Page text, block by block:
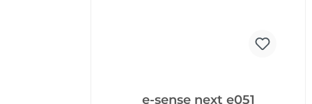
e-sense next e051